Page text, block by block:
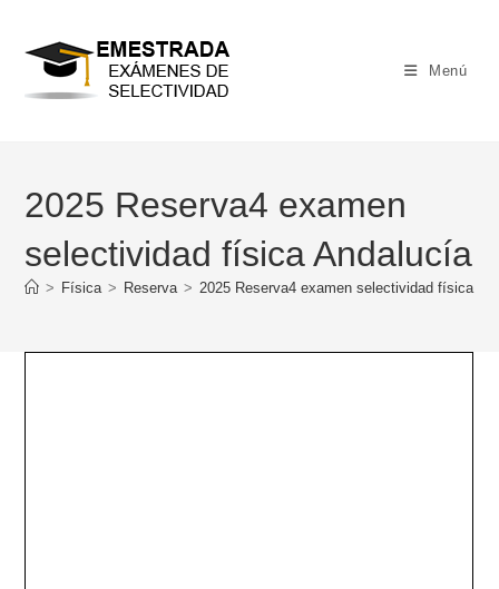
contenido
Menú
2025 Reserva4 examen
selectividad física Andalucía
> Física > Reserva > 2025 Reserva4 examen selectividad física